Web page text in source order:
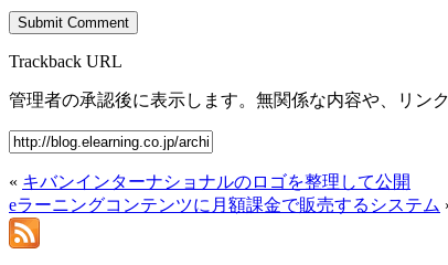
Trackback URL
管理者の承認後に表示します。無関係な内容や、リン
« キバンインターナショナルのロゴを整理して公開
eラーニングコンテンツに月額課金で販売するシステム